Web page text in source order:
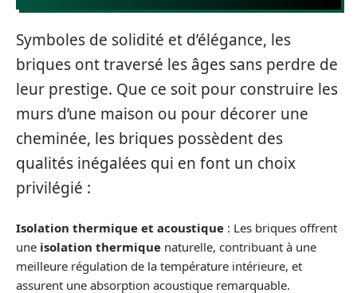
Symboles de solidité et d’élégance, les
briques ont traversé les âges sans perdre de
leur prestige. Que ce soit pour construire les
murs d’une maison ou pour décorer une
cheminée, les briques possèdent des
qualités inégalées qui en font un choix
privilégié :
Isolation thermique et acoustique : Les briques offrent
une isolation thermique naturelle, contribuant à une
meilleure régulation de la température intérieure, et
assurent une absorption acoustique remarquable.